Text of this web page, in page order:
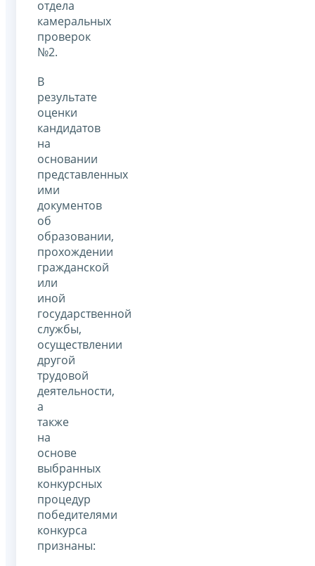
отдела
камеральных
проверок
№2.
В
результате
оценки
кандидатов
на
основании
представленных
ими
документов
об
образовании,
прохождении
гражданской
или
иной
государственной
службы,
осуществлении
другой
трудовой
деятельности,
а
также
на
основе
выбранных
конкурсных
процедур
победителями
конкурса
признаны: